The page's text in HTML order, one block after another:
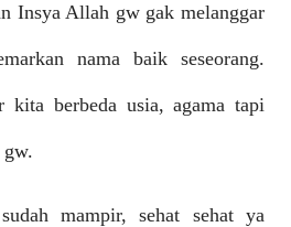
Insya Allah gw gak melanggar
nama baik seseorang.
berbeda usia, agama tapi
mampir, sehat sehat ya